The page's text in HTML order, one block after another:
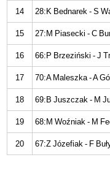
14
28:K Bednarek - S
15
27:M Piasecki - C
16
66:P Brzeziński - J
17
70:A Maleszka - A
18
69:B Juszczak - M
19
68:M Woźniak - M
20
67:Z Józefiak - F